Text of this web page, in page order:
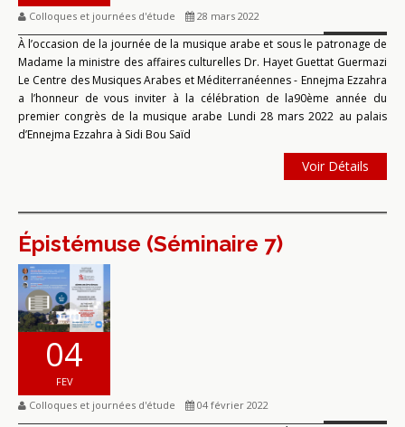
Colloques et journées d'étude
28 mars 2022
À l’occasion de la journée de la musique arabe et sous le patronage de
Madame la ministre des affaires culturelles Dr. Hayet Guettat Guermazi
Le Centre des Musiques Arabes et Méditerranéennes - Ennejma Ezzahra
a l’honneur de vous inviter à la célébration de la90ème année du
premier congrès de la musique arabe Lundi 28 mars 2022 au palais
d’Ennejma Ezzahra à Sidi Bou Saïd
Voir Détails
Épistémuse (Séminaire 7)
04
FEV
Colloques et journées d'étude
04 février 2022